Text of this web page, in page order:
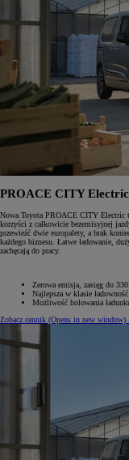
PROACE CITY Electric
Nowa Toyota PROACE CITY Electric
korzyści z całkowicie bezemisyjnej
przewieźć dwie europalety, a brak
każdego biznesu. Łatwe ładowanie,
zachęcają do pracy.
Zerowa emisja, zasięg do
Najlepsza w klasie
Możliwość holowania
Zobacz cennik (Opens in new window)